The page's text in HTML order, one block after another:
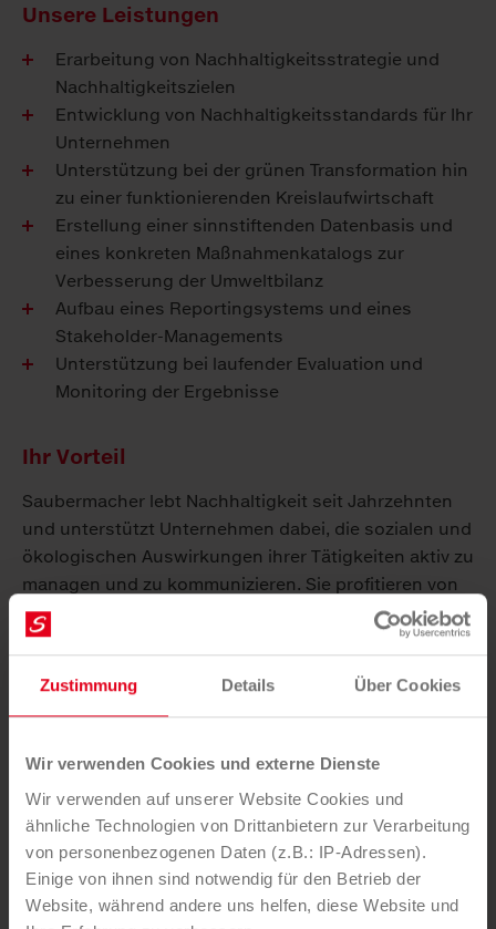
Zustimmung Details Über Cookies
Wir verwenden Cookies und externe Dienste
Wir verwenden auf unserer Website Cookies und
ähnliche Technologien von Drittanbietern zur Verarbeitung
von personenbezogenen Daten (z.B.: IP-Adressen).
Einige von ihnen sind notwendig für den Betrieb der
Website, während andere uns helfen, diese Website und
Unsere Leistungen
Erarbeitung von Nachhaltigkeitsstrategie und
Nachhaltigkeitszielen
Entwicklung von Nachhaltigkeitsstandards für Ihr
Unternehmen
Unterstützung bei der grünen Transformation hin
zu einer funktionierenden Kreislaufwirtschaft
Erstellung einer sinnstiftenden Datenbasis und
eines konkreten Maßnahmenkatalogs zur
Verbesserung der Umweltbilanz
Aufbau eines Reportingsystems und eines
Stakeholder-Managements
Unterstützung bei laufender Evaluation und
Monitoring der Ergebnisse
Ihr Vorteil
Saubermacher lebt Nachhaltigkeit seit Jahrzehnten
und unterstützt Unternehmen dabei, die sozialen und
ökologischen Auswirkungen ihrer Tätigkeiten aktiv zu
managen und zu kommunizieren. Sie profitieren von
unserem Spezial-Know-how und einer raschen,
zielgerichteten Umsetzung.
Nutzen der jahrzehntelangen Erfahrung im
Bereich Umwelt- und
Finanzierung durch eine durchdachte ESG-
Performance
Vertrauensförderung bei Ihren Kunden und
Stakeholdern
Sensibilisierung Ihrer Mitarbeiter